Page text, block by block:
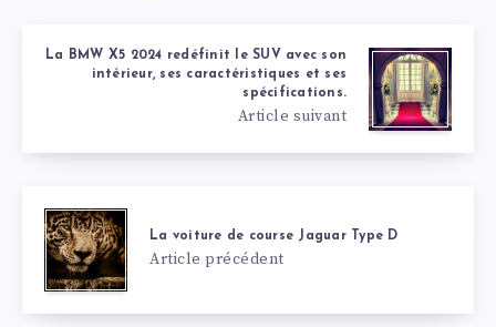
La BMW X5 2024 redéfinit le SUV avec son
intérieur, ses caractéristiques et ses
spécifications.
Article suivant
La voiture de course Jaguar Type D
Article précédent